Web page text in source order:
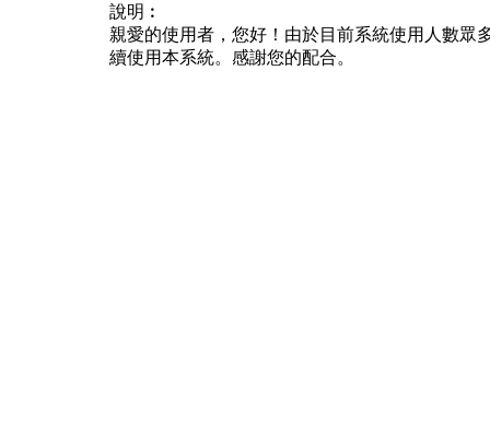
說明︰
親愛的使用者，您好！由於目前系統使用人數眾
續使用本系統。感謝您的配合。